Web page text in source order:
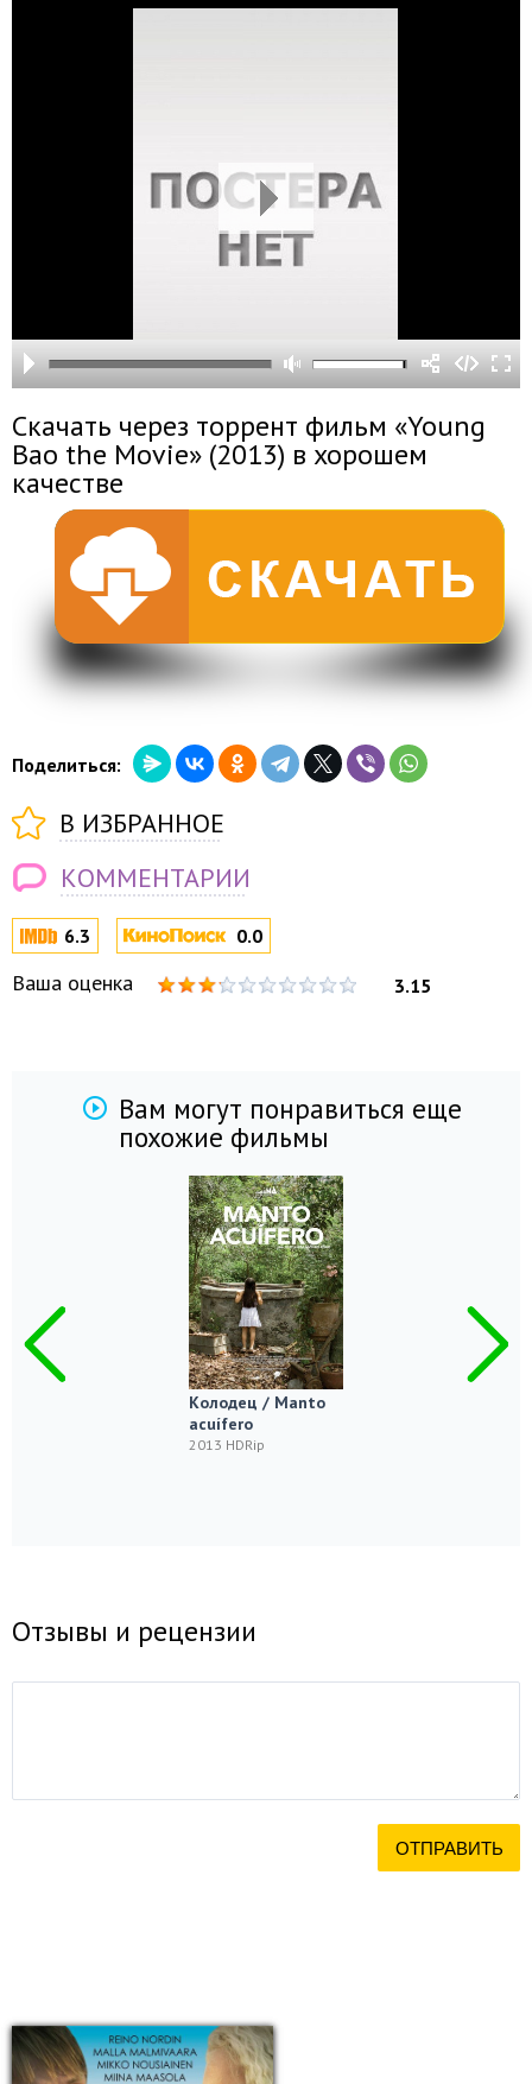
6.3 0.0
Ваша оценка 3.15
Скачать через торрент фильм «Young
Bao the Movie» (2013) в хорошем
качестве
Поделиться:
В ИЗБРАННОЕ
КОММЕНТАРИИ
Вам могут понравиться еще
похожие фильмы
Колодец / Manto
acuífero
2013 HDRip
Отзывы и рецензии